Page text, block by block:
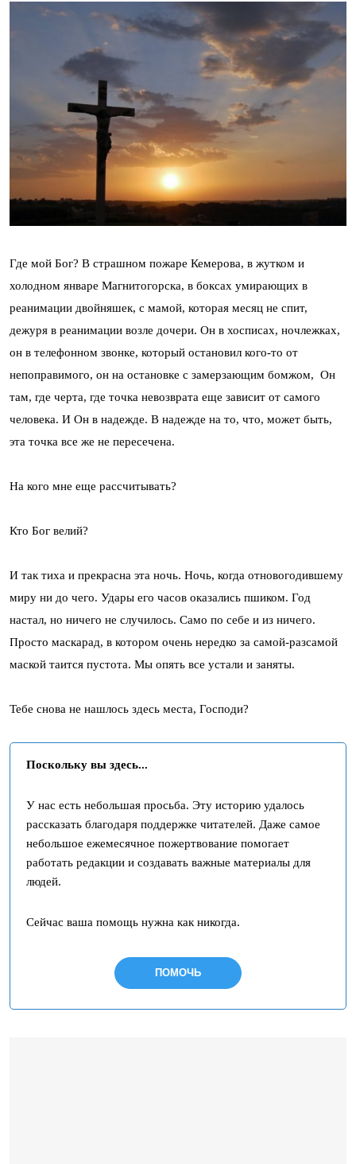
Где мой Бог? В страшном пожаре Кемерова, в жутком и
холодном январе Магнитогорска, в боксах умирающих в
реанимации двойняшек, с мамой, которая месяц не спит,
дежуря в реанимации возле дочери. Он в хосписах, ночлежках,
он в телефонном звонке, который остановил кого-то от
непоправимого, он на остановке с замерзающим бомжом, Он
там, где черта, где точка невозврата еще зависит от самого
человека. И Он в надежде. В надежде на то, что, может быть,
эта точка все же не пересечена.
На кого мне еще рассчитывать?
Кто Бог велий?
И так тиха и прекрасна эта ночь. Ночь, когда отновогодившему
миру ни до чего. Удары его часов оказались пшиком. Год
настал, но ничего не случилось. Само по себе и из ничего.
Просто маскарад, в котором очень нередко за самой-разсамой
маской таится пустота. Мы опять все устали и заняты.
Тебе снова не нашлось здесь места, Господи?
Поскольку вы здесь...
У нас есть небольшая просьба. Эту историю удалось
рассказать благодаря поддержке читателей. Даже самое
небольшое ежемесячное пожертвование помогает
работать редакции и создавать важные материалы для
людей.
Сейчас ваша помощь нужна как никогда.
ПОМОЧЬ